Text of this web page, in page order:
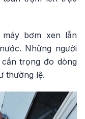
bơm xen lẫn
Những người
trọng đo dòng
thường lệ.